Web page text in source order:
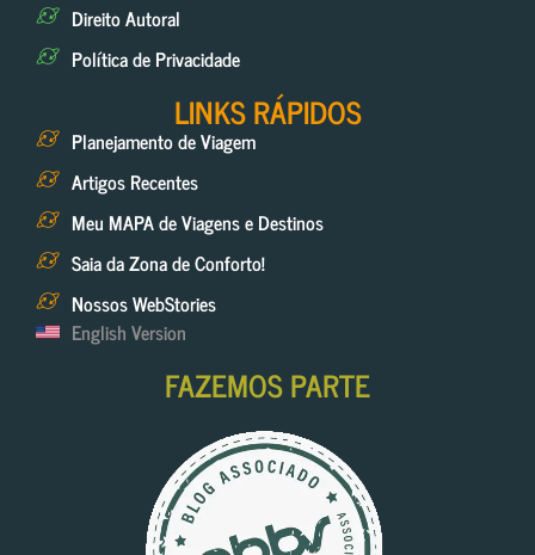
Direito Autoral
Política de Privacidade
LINKS RÁPIDOS
Planejamento de Viagem
Artigos Recentes
Meu MAPA de Viagens e Destinos
Saia da Zona de Conforto!
Nossos WebStories
English Version
FAZEMOS PARTE